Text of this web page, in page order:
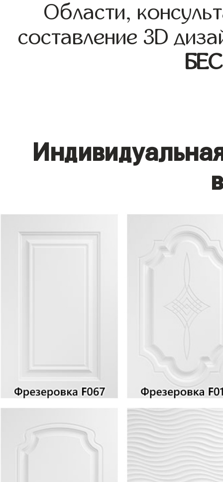
Области,
составление 3D